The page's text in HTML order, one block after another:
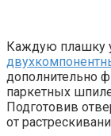
Каждую плашку
дополнительно
паркетных
Подготовив
от